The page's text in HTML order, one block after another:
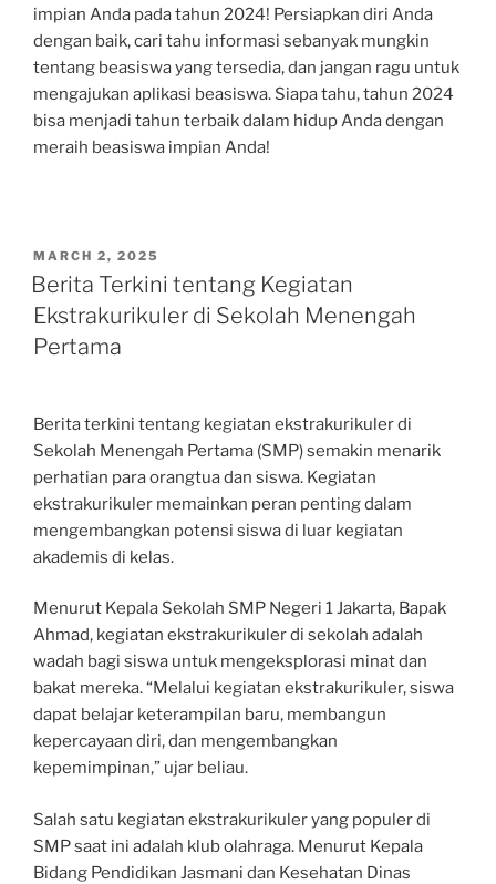
impian Anda pada tahun 2024! Persiapkan diri Anda
dengan baik, cari tahu informasi sebanyak mungkin
tentang beasiswa yang tersedia, dan jangan ragu untuk
mengajukan aplikasi beasiswa. Siapa tahu, tahun 2024
bisa menjadi tahun terbaik dalam hidup Anda dengan
meraih beasiswa impian Anda!
POSTED
ON
MARCH 2, 2025
Berita Terkini tentang Kegiatan
Ekstrakurikuler di Sekolah Menengah
Pertama
Berita terkini tentang kegiatan ekstrakurikuler di
Sekolah Menengah Pertama (SMP) semakin menarik
perhatian para orangtua dan siswa. Kegiatan
ekstrakurikuler memainkan peran penting dalam
mengembangkan potensi siswa di luar kegiatan
akademis di kelas.
Menurut Kepala Sekolah SMP Negeri 1 Jakarta, Bapak
Ahmad, kegiatan ekstrakurikuler di sekolah adalah
wadah bagi siswa untuk mengeksplorasi minat dan
bakat mereka. “Melalui kegiatan ekstrakurikuler, siswa
dapat belajar keterampilan baru, membangun
kepercayaan diri, dan mengembangkan
kepemimpinan,” ujar beliau.
Salah satu kegiatan ekstrakurikuler yang populer di
SMP saat ini adalah klub olahraga. Menurut Kepala
Bidang Pendidikan Jasmani dan Kesehatan Dinas